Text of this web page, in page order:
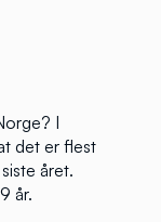
I
det er flest
året.
år.